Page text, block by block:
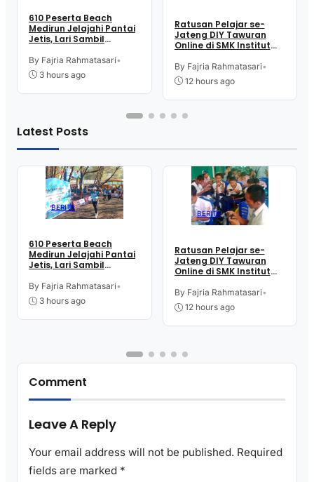
610 Peserta Beach
Medirun Jelajahi Pantai
Jetis, Lari Sambil
Alam
By Fajria Rahmatasari•
3 hours ago
Ratusan Pelajar se-
Jateng DIY Tawuran
Online di SMK Institut
Perebutkan Trofi dan
Uang Pembinaan
By Fajria Rahmatasari•
12 hours ago
Latest Posts
BERITA
610 Peserta Beach
Medirun Jelajahi Pantai
Jetis, Lari Sambil
Alam
By Fajria Rahmatasari•
3 hours ago
BERITA
Ratusan Pelajar se-
Jateng DIY Tawuran
Online di SMK Institut
Perebutkan Trofi dan
Uang Pembinaan
By Fajria Rahmatasari•
12 hours ago
Comment
Leave A Reply
Your email address will not be published. Required
fields are marked *